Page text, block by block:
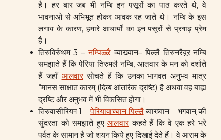
है। हर बार जब भी नम्बि इन पसूरों का पाठ करते थे, वे
भावनाओ से अभिभूत होकर आवक रह जाते थे। नम्बि के इस
लगाव के कारण, हमारे आचार्यों का इन पसूरों से प्रगाढ़ प्रेम
है।
तिरुविर्रुथम 3 –नम्पिळ्ळै व्याख्यान– पिल्लै तिरुनरैयूर नम्बि
समझाते हैं कि पेरिया तिरुमलै नम्बि, आलवार के मन को दर्शाते
हैं जहाँ आलवारसोचते हैं कि उनका भागवत अनुभव मात्र
“मानस साक्षात कारम् (दिव्य आंतरिक द्रष्टि) है अथवा वह बाह्य
द्रष्टि और अनुभव में भी विकसित होगा।
तिरुवासीरियम 1 –पेरियावाच्चान पिल्लैव्याख्यान – भगवान् की
सुंदरता को समझाते हुएआलवारकहते हैं कि वे एक हरे भरे
पर्वत के सामान है जो शयन किये हुए दिखाई देते हैं। वे आराम के